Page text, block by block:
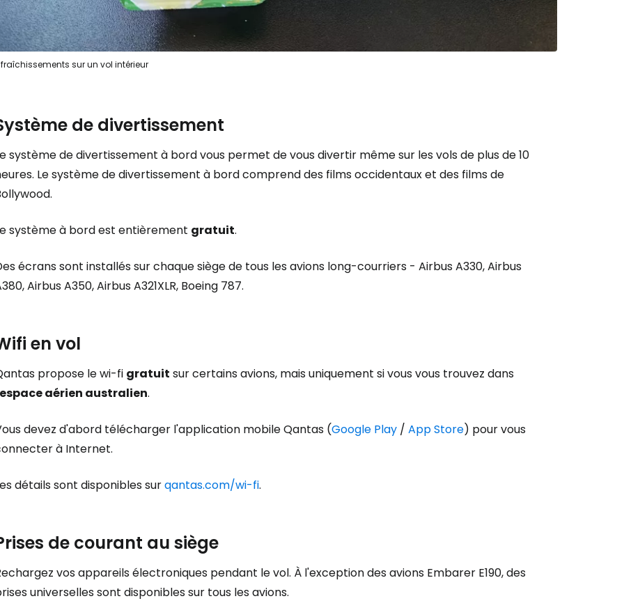
sur un vol intérieur
de divertissement
système de divertissement à bord vous permet de vous divertir même sur les vols de plus de 10
Le système de divertissement à bord comprend des films occidentaux et des films de
système à bord est entièrement gratuit.
écrans sont installés sur chaque siège de tous les avions long-courriers - Airbus A330, Airbus
Airbus A350, Airbus A321XLR, Boeing 787.
en vol
propose le wi-fi gratuit sur certains avions, mais uniquement si vous vous trouvez dans
espace aérien australien.
devez d'abord télécharger l'application mobile Qantas (Google Play / App Store) pour vous
à Internet.
détails sont disponibles surqantas.com/wi-fi.
de courant au siège
vos appareils électroniques pendant le vol. À l'exception des avions Embarer E190, des
universelles sont disponibles sur tous les avions.
Se connecter à Cestee